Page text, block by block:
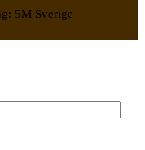
5M Sverige